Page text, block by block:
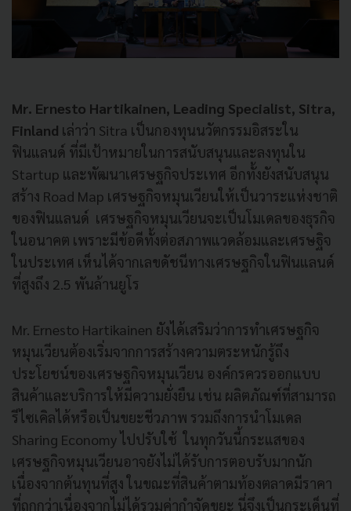
Mr. Ernesto Hartikainen, Leading Specialist, Sitra,
Finland เล่าว่า Sitra เป็นกองทุนนวัตกรรมอิสระใน
ฟินแลนด์ ที่มีเป้าหมายในการสนับสนุนและลงทุนใน
Startup และพัฒนาเศรษฐกิจประเทศ อีกทั้งยังสนับสนุน
สร้าง Road Map เศรษฐกิจหมุนเวียนให้เป็นวาระแห่งชาติ
ของฟินแลนด์ เศรษฐกิจหมุนเวียนจะเป็นโมเดลของธุรกิจ
ในอนาคต เพราะมีข้อดีทั้งต่อสภาพแวดล้อมและเศรษฐิจ
ในประเทศ เห็นได้จากเลขดัชนีทางเศรษฐกิจในฟินแลนด์
ที่สูงถึง 2.5 พันล้านยูโร
Mr. Ernesto Hartikainen ยังได้เสริมว่าการทำเศรษฐกิจ
หมุนเวียนต้องเริ่มจากการสร้างความตระหนักรู้ถึง
ประโยชน์ของเศรษฐกิจหมุนเวียน องค์กรควรออกแบบ
สินค้าและบริการให้มีความยั่งยืน เช่น ผลิตภัณฑ์ที่สามารถ
รีไซเคิลได้หรือเป็นขยะชีวภาพ รวมถึงการนำโมเดล
Sharing Economy ไปปรับใช้ ในทุกวันนี้กระแสของ
เศรษฐกิจหมุนเวียนอาจยังไม่ได้รับการตอบรับมากนัก
เนื่องจากต้นทุนที่สูง ในขณะที่สินค้าตามท้องตลาดมีราคา
ที่ถูกกว่าเนื่องจากไม่ได้รวมค่ากำจัดขยะ นี่จึงเป็นกระเด็นที่